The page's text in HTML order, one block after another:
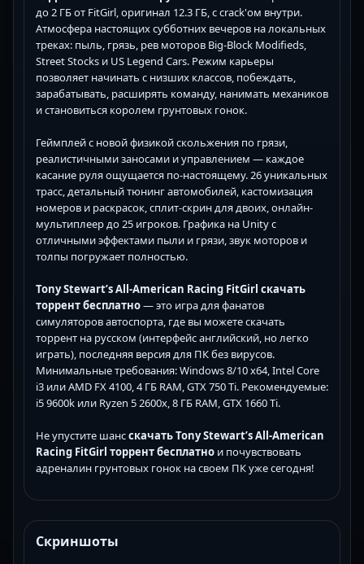
до 2 ГБ от FitGirl, оригинал 12.3 ГБ, с crack'ом внутри.
Атмосфера настоящих субботних вечеров на локальных
треках: пыль, грязь, рев моторов Big-Block Modifieds,
Street Stocks и US Legend Cars. Режим карьеры
позволяет начинать с низших классов, побеждать,
зарабатывать, расширять команду, нанимать механиков
и становиться королем грунтовых гонок.
Геймплей с новой физикой скольжения по грязи,
реалистичными заносами и управлением — каждое
касание руля ощущается по-настоящему. 26 уникальных
трасс, детальный тюнинг автомобилей, кастомизация
номеров и раскрасок, сплит-скрин для двоих, онлайн-
мультиплеер до 25 игроков. Графика на Unity с
отличными эффектами пыли и грязи, звук моторов и
толпы погружает полностью.
Tony Stewart’s All-American Racing FitGirl скачать
торрент бесплатно— это игра для фанатов
симуляторов автоспорта, где вы можете скачать
торрент на русском (интерфейс английский, но легко
играть), последняя версия для ПК без вирусов.
Минимальные требования: Windows 8/10 x64, Intel Core
i3 или AMD FX 4100, 4 ГБ RAM, GTX 750 Ti. Рекомендуемые:
i5 9600k или Ryzen 5 2600x, 8 ГБ RAM, GTX 1660 Ti.
Не упустите шансскачать Tony Stewart’s All-American
Racing FitGirl торрент бесплатно и почувствовать
адреналин грунтовых гонок на своем ПК уже сегодня!
Скриншоты